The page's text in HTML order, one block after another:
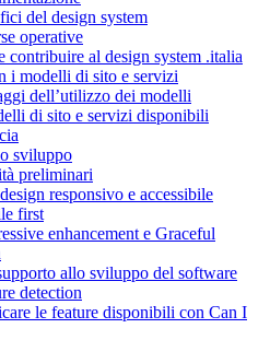
del design system
operative
contribuire al design system .italia
i modelli di sito e servizi
dell’utilizzo dei modelli
di sito e servizi disponibili
sviluppo
preliminari
responsivo e accessibile
first
enhancement e Graceful
allo sviluppo del software
detection
le feature disponibili con Can I